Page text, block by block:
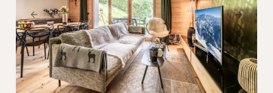
Previous Next